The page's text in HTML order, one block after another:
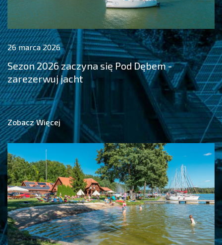
26 marca 2026
Sezon 2026 zaczyna się Pod Dębem -
zarezerwuj jacht
Zobacz Więcej